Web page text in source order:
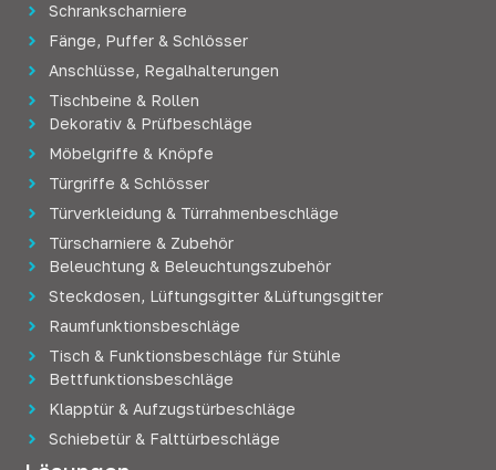
Schrankscharniere
Fänge, Puffer & Schlösser
Anschlüsse, Regalhalterungen
Tischbeine & Rollen
Dekorativ & Prüfbeschläge
Möbelgriffe & Knöpfe
Türgriffe & Schlösser
Türverkleidung & Türrahmenbeschläge
Türscharniere & Zubehör
Beleuchtung & Beleuchtungszubehör
Steckdosen, Lüftungsgitter &Lüftungsgitter
Raumfunktionsbeschläge
Tisch & Funktionsbeschläge für Stühle
Bettfunktionsbeschläge
Klapptür & Aufzugstürbeschläge
Schiebetür & Falttürbeschläge